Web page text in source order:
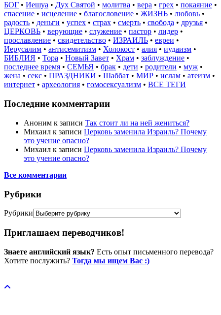
БОГ • Иешуа • Дух Святой • молитва • вера • грех • покаяние •
спасение • исцеление • благословение • ЖИЗНЬ • любовь •
радость • деньги • успех • страх • смерть • свобода • друзья •
ЦЕРКОВЬ • верующие • служение • пастор • лидер •
прославление • свидетельство • ИЗРАИЛЬ • евреи •
Иерусалим • антисемитизм • Холокост • алия • иудаизм •
БИБЛИЯ • Тора • Новый Завет • Храм • заблуждение •
последнее время • СЕМЬЯ • брак • дети • родители • муж •
жена • секс • ПРАЗДНИКИ • Шаббат • МИР • ислам • атеизм •
интернет • археология • гомосексуализм • ВСЕ ТЕГИ
Последние комментарии
Аноним к записи Так стоит ли на ней жениться?
Михаил к записи Церковь заменила Израиль? Почему
это учение опасно?
Михаил к записи Церковь заменила Израиль? Почему
это учение опасно?
Все комментарии
Рубрики
Рубрики
Приглашаем переводчиков!
Знаете английский язык? Есть опыт письменного перевода?
Хотите послужить? Тогда мы ищем Вас :)